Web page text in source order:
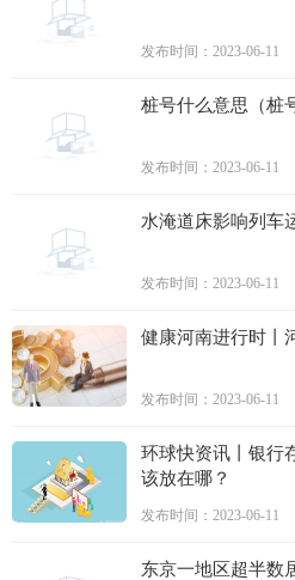
发布时间：2023-06-11
桩号什么意思（桩
发布时间：2023-06-11
水淹道床影响列车
发布时间：2023-06-11
健康河南进行时丨
发布时间：2023-06-11
环球快资讯丨银行
该放在哪？
发布时间：2023-06-11
东京一地区超半数